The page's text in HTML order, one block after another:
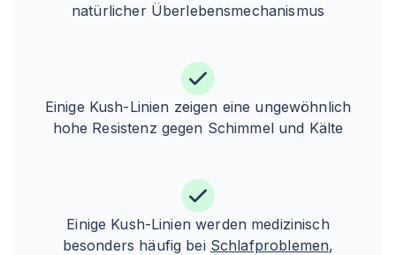
natürlicher Überlebensmechanismus
Einige Kush-Linien zeigen eine ungewöhnlich
hohe Resistenz gegen Schimmel und Kälte
Einige Kush-Linien werden medizinisch
besonders häufig bei Schlafproblemen,